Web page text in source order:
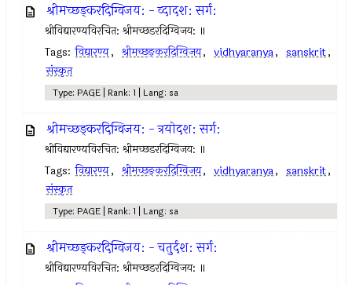
श्रीमच्छङ्करदिग्विजय: - व्दादश: सर्ग:
श्रीविद्यारण्यविरचित: श्रीमच्छडरदिग्विजय: ॥
Tags: विद्यारण्य, श्रीमच्छङ्करदिग्विजय, vidhyaranya, sanskrit,
संस्कृत
Type: PAGE | Rank: 1 | Lang: sa
श्रीमच्छङ्करदिग्विजय: - त्रयोदश: सर्ग:
श्रीविद्यारण्यविरचित: श्रीमच्छडरदिग्विजय: ॥
Tags: विद्यारण्य, श्रीमच्छङ्करदिग्विजय, vidhyaranya, sanskrit,
संस्कृत
Type: PAGE | Rank: 1 | Lang: sa
श्रीमच्छङ्करदिग्विजय: - चतुर्दश: सर्ग:
श्रीविद्यारण्यविरचित: श्रीमच्छडरदिग्विजय: ॥